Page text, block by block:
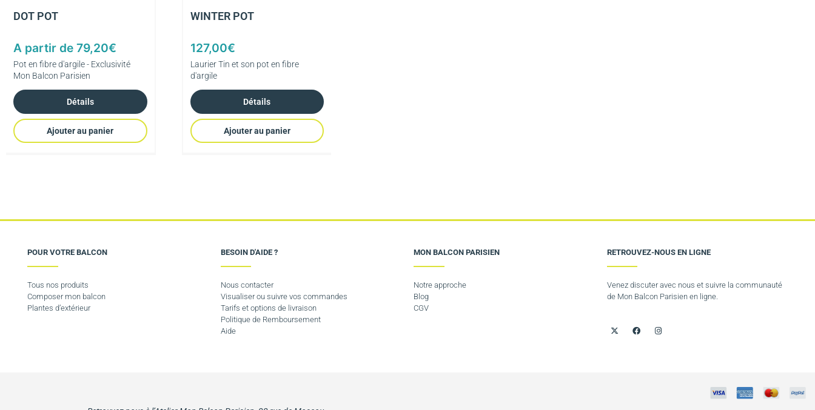
DOT POT
A partir de 79,20€
Pot en fibre d'argile - Exclusivité
Mon Balcon Parisien
Détails
Ajouter au panier
WINTER POT
127,00€
Laurier Tin et son pot en fibre
d'argile
Détails
Ajouter au panier
POUR VOTRE BALCON
Tous nos produits
Composer mon balcon
Plantes d’extérieur
BESOIN D'AIDE ?
Nous contacter
Visualiser ou suivre vos commandes
Tarifs et options de livraison
Politique de Remboursement
Aide
MON BALCON PARISIEN
Notre approche
Blog
CGV
RETROUVEZ-NOUS EN LIGNE
Venez discuter avec nous et suivre la communauté
de Mon Balcon Parisien en ligne.